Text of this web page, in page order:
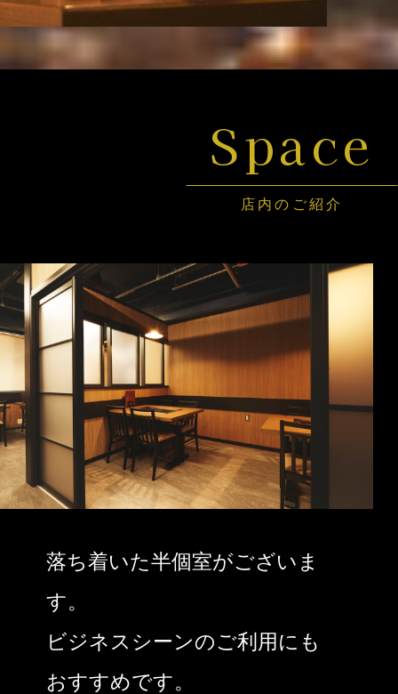
Space
店内のご紹介
落ち着いた半個室がございま
す。
ビジネスシーンのご利用にも
おすすめです。